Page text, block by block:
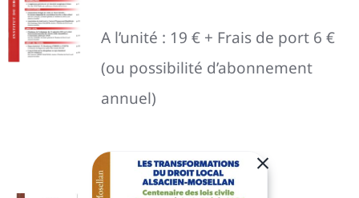
A l’unité : 19 € + Frais de port 6 €
(ou possibilité d’abonnement
annuel)